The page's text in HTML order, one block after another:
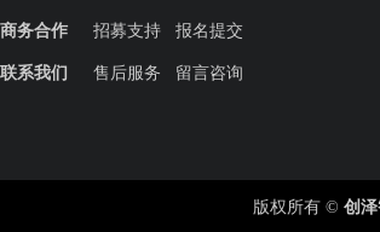
商务合作 招募支持 报名提交
联系我们 售后服务 留言咨询
版权所有 © 创